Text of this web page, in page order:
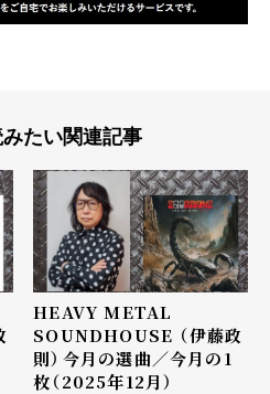
たい関連記事
HEAVY METAL
SOUNDHOUSE （伊藤政
則）――今月の選曲／今月の1
枚（2025年12月）